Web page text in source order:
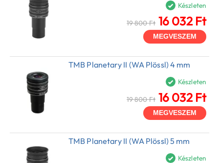
Készleten
19 800 Ft 16 032 Ft
MEGVESZEM
TMB Planetary II (WA Plössl) 4 mm
Készleten
19 800 Ft 16 032 Ft
MEGVESZEM
TMB Planetary II (WA Plössl) 5 mm
Készleten